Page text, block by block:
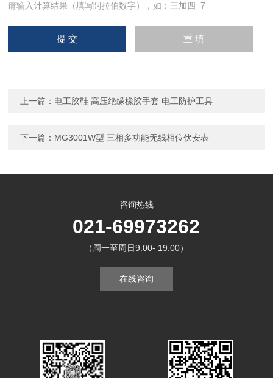
请输入计算结果（填写阿拉伯数字），如：三加四=7
上一篇： 电工胶鞋 高压绝缘橡胶手套 电工防护工具
下一篇： MG3001W型 三相多功能无线相位伏安表
咨询热线
021-69973262
（周一至周日9:00- 19:00）
在线咨询